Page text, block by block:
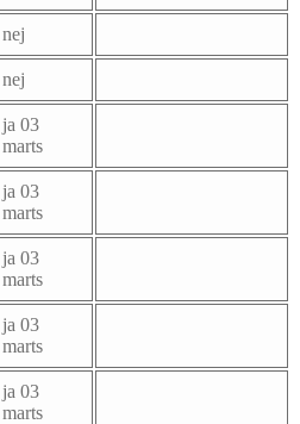
nej
nej
ja 03
marts
ja 03
marts
ja 03
marts
ja 03
marts
ja 03
marts